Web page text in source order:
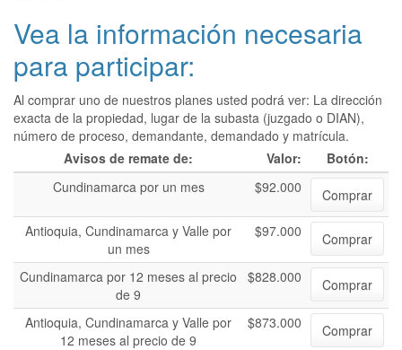
Vea la información necesaria
para participar:
Al comprar uno de nuestros planes usted podrá ver: La dirección
exacta de la propiedad, lugar de la subasta (juzgado o DIAN),
número de proceso, demandante, demandado y matrícula.
Avisos de remate de:
Valor:
Botón:
Cundinamarca por un mes
$92.000
Comprar
Antioquia, Cundinamarca y Valle por
un mes
$97.000 Comprar
Cundinamarca por 12 meses al precio
de 9
$828.000 Comprar
Antioquia, Cundinamarca y Valle por
12 meses al precio de 9
$873.000 Comprar